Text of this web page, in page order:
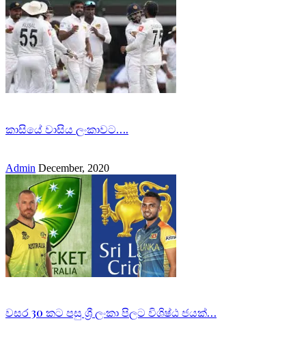
කාසියේ වාසිය ලංකාවට….
Admin December, 2020
වසර 30 කට පසු ශ්‍රී ලංකා පිලට විශිෂ්ඨ ජයක්…